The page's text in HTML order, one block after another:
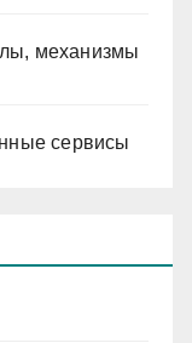
механизмы
сервисы